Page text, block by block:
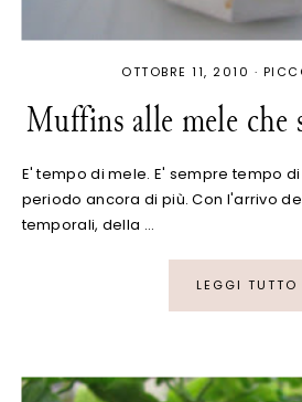
OTTOBRE 11, 2010 ·
Muffins alle mele che
E' tempo di mele. E' sempre tempo
periodo ancora di più. Con l'arrivo
temporali, della …
LEGGI TUTTO